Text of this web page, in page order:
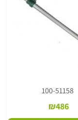
100-51158
₪486